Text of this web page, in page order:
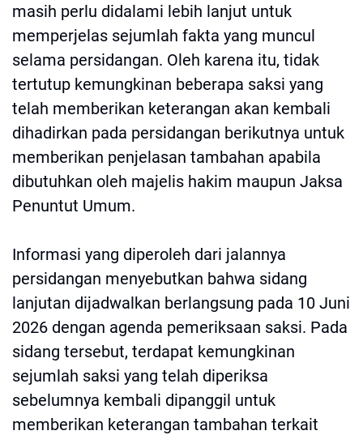
masih perlu didalami lebih lanjut untuk
memperjelas sejumlah fakta yang muncul
selama persidangan. Oleh karena itu, tidak
tertutup kemungkinan beberapa saksi yang
telah memberikan keterangan akan kembali
dihadirkan pada persidangan berikutnya untuk
memberikan penjelasan tambahan apabila
dibutuhkan oleh majelis hakim maupun Jaksa
Penuntut Umum.
Informasi yang diperoleh dari jalannya
persidangan menyebutkan bahwa sidang
lanjutan dijadwalkan berlangsung pada 10 Juni
2026 dengan agenda pemeriksaan saksi. Pada
sidang tersebut, terdapat kemungkinan
sejumlah saksi yang telah diperiksa
sebelumnya kembali dipanggil untuk
memberikan keterangan tambahan terkait